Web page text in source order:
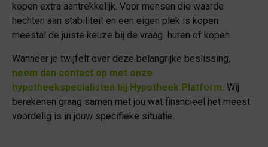
kopen extra aantrekkelijk. Voor mensen die waarde
hechten aan stabiliteit en een eigen plek is kopen
meestal de juiste keuze bij de vraag huren of kopen.
Wanneer je twijfelt over deze belangrijke beslissing,
neem dan contact op met onze
hypotheekspecialisten bij Hypotheek Platform. Wij
berekenen graag samen met jou wat financieel het meest
voordelig is in jouw specifieke situatie.